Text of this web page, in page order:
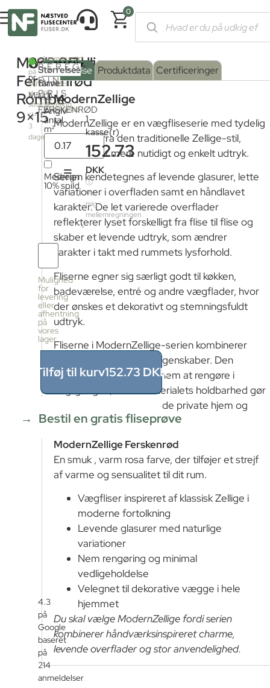
0
Forside/Shop/Fliser og klinker
ModernZellige
Ferskenrød
Rombe
9×15
898,05kr.
pr.
M²
10.2m2
på
lager
til
strakslevering
(1-
3
dage)
Leveringstid
fra
fjernlager:
Kontakt
os
for
leveringstid
Serie
farve:
MZ
FERSKENRØD
Overflade:
Blank
Blank
Størrelse
BEREGN
DIN
PRIS
Angiv
antal
m²
Medregn
10% spild
=
1
kasse(r)
152.73
DKK
ⓘ
Vis
mig
mellemregningen
Antal
fliser
pr.
kasse
25
stk
≈
0.17m²
Pris
kasse
152.73
DKK
÷
0.17m²
152.73
152.73
Mulighed
for
levering
eller
afhentning
på
vores
lager
Tilføj til kurv152.73 DKK
Bestil en gratis fliseprøve
4.3
på
Google
baseret
på
214
anmeldelser
Beskrivelse Produktdata Certificeringer
ModernZellige
ModernZellige er en vægfliseserie med tydelig
inspiration fra den traditionelle Zellige-stil,
fortolket i et mere nutidigt og enkelt udtryk.
Serien kendetegnes af levende glasurer, lette
variationer i overfladen samt en håndlavet
karakter. De let varierede overflader
reflekterer lyset forskelligt fra flise til flise og
skaber et levende udtryk, som ændrer
karakter i takt med rummets lysforhold.
Fliserne egner sig særligt godt til køkken,
badeværelse, entré og andre vægflader, hvor
der ønskes et dekorativt og stemningsfuldt
udtryk.
Fliserne i ModernZellige-serien kombinerer
æstetik med praktiske egenskaber. Den
glaserede overflade er nem at rengøre i
dagligdagen, mens materialets holdbarhed gør
fliserne velegnede til både private hjem og
erhvervsmiljøer.
ModernZellige Ferskenrød
En smuk , varm rosa farve, der tilføjer et strejf
af varme og sensualitet til dit rum.
Vægfliser inspireret af klassisk Zellige i
moderne fortolkning
Levende glasurer med naturlige
variationer
Nem rengøring og minimal
vedligeholdelse
Velegnet til dekorative vægge i hele
hjemmet
Du skal vælge ModernZellige fordi serien
kombinerer håndværksinspireret charme,
levende overflader og stor anvendelighed.